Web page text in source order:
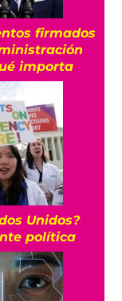
firmados
importa
Unidos?
política